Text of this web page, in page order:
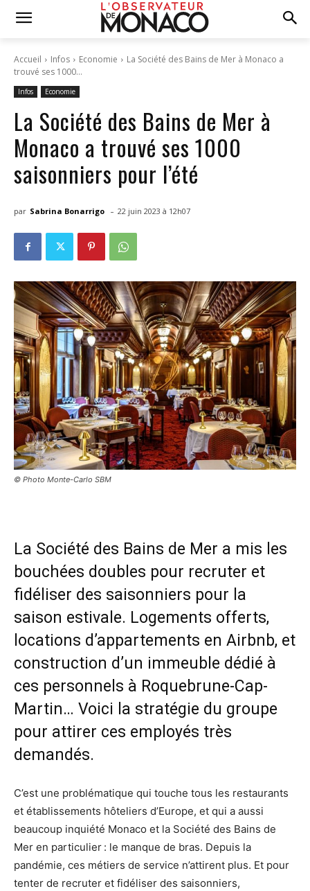
Accueil Infos Economie
La Société des Bains de Mer à Monaco a
trouvé ses 1000...
Infos Economie
La Société des Bains de Mer à
Monaco a trouvé ses 1000
saisonniers pour l’été
par Sabrina Bonarrigo - 22 juin 2023 à 12h07
© Photo Monte-Carlo SBM
La Société des Bains de Mer a mis les
bouchées doubles pour recruter et
fidéliser des saisonniers pour la
saison estivale. Logements offerts,
locations d’appartements en Airbnb, et
construction d’un immeuble dédié à
ces personnels à Roquebrune-Cap-
Martin… Voici la stratégie du groupe
pour attirer ces employés très
demandés.
C’est une problématique qui touche tous les restaurants
et établissements hôteliers d’Europe, et qui a aussi
beaucoup inquiété Monaco et la Société des Bains de
Mer en particulier : le manque de bras. Depuis la
pandémie, ces métiers de service n’attirent plus. Et pour
tenter de recruter et fidéliser des saisonniers,